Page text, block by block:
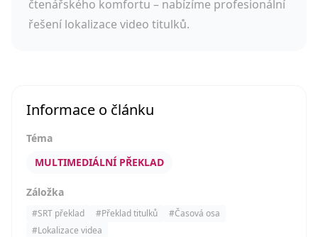
čtenářského komfortu – nabízíme profesionální
řešení lokalizace video titulků.
Informace o článku
Téma
MULTIMEDIÁLNÍ PŘEKLAD
Záložka
#SRT překlad #Překlad titulků #Časová osa
#Lokalizace videa